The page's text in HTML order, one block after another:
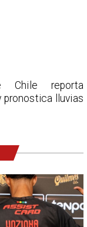
Chile reporta
pronostica lluvias